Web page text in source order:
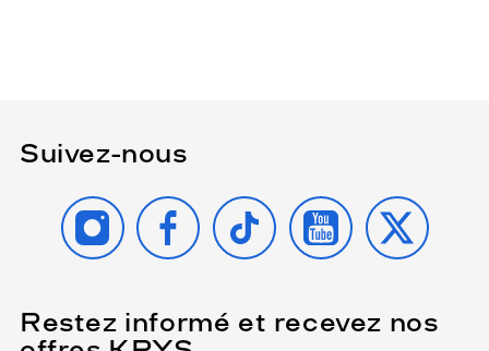
Suivez-nous
INSTAGRAMFACEBOOK
TIKTOK YOUTUBE
X
Restez informé et recevez nos
(Ce
champ